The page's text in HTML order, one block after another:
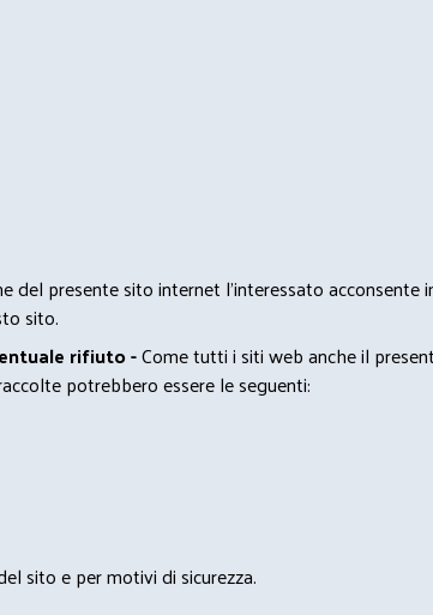
presente sito internet l’interessato acconsente
sito.
rifiuto -Come tutti i siti web anche il
potrebbero essere le seguenti:
sito e per motivi di sicurezza.